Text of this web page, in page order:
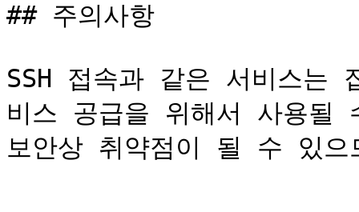
## 주의사항
SSH 접속과 같은 서비스는
비스 공급을 위해서 사용될